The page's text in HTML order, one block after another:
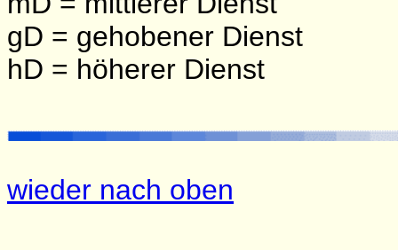
gD = gehobener Dienst
hD = höherer Dienst
wieder nach oben